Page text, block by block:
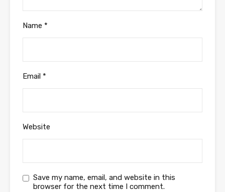
Name *
Email *
Website
Save my name, email, and website in this
browser for the next time I comment.